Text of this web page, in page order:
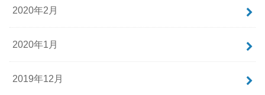
2020年2月
2020年1月
2019年12月